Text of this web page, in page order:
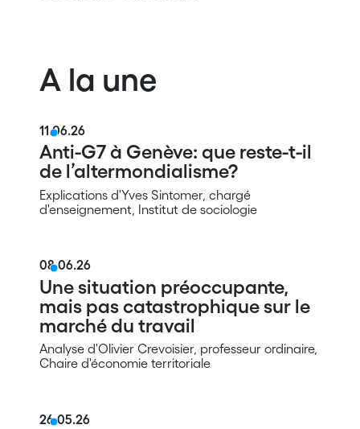
A la une
11.06.26
Anti-G7 à Genève: que reste-t-il
de l’altermondialisme?
Explications d'Yves Sintomer, chargé
d'enseignement, Institut de sociologie
08.06.26
Une situation préoccupante,
mais pas catastrophique sur le
marché du travail
Analyse d'Olivier Crevoisier, professeur ordinaire,
Chaire d'économie territoriale
26.05.26